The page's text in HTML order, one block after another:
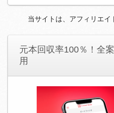
当サイトは、アフィリエイ
元本回収率100％！全
用